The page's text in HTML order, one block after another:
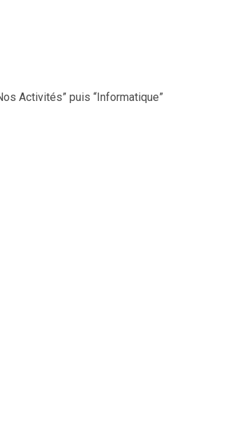
Activités” puis “Informatique”